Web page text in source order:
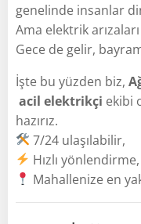
genelinde insanlar
Ama elektrik arızaları
Gece de gelir,
İşte bu yüzden biz,
acil elektrikçi ekibi
hazırız.
7/24 ulaşılabilir,
Hızlı yönlendirme,
Mahallenize en